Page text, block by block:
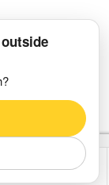
üzemeltetője:
13-09-
130671/2017